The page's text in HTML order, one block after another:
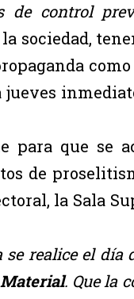
de control
sociedad,
para que se
de
la Sala
se realice el
. Que la